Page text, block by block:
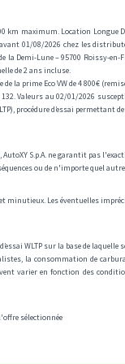
km maximum. Location
01/08/2026 chez les
Demi-Lune – 95700 Roissy-
de 2 ans incluse.
la prime Eco VW de 4 800€
132. Valeurs au 02/01/2026
procédure d’essai
S.p.A. ne garantit pas
ou de n'importe quel
Les éventuelles
WLTP sur la base de
la consommation de
varier en fonction des
sélectionnée